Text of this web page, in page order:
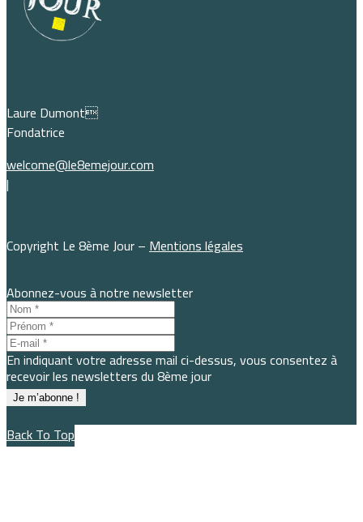
Laure Dumont
Fondatrice
welcome@le8emejour.com
|
Copyright Le 8ème Jour –Mentions légales
Abonnez-vous à notre newsletter
En indiquant votre adresse mail ci-dessus, vous consentez à
recevoir les newsletters du 8ème jour
Back To Top